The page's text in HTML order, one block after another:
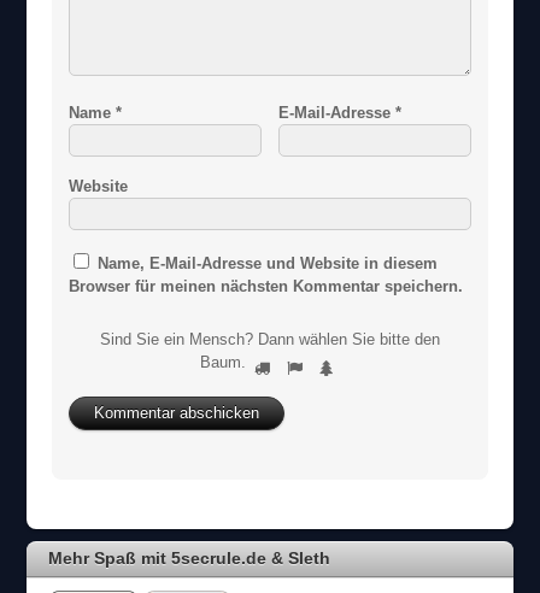
Name* E-Mail-Adresse *
Website
Name, E-Mail-Adresse und Website in diesem
Browser für meinen nächsten Kommentar speichern.
Sind Sie ein Mensch? Dann wählen Sie bitte den
Baum.
n
d
i
n
Mehr Spaß mit 5secrule.de & Sleth